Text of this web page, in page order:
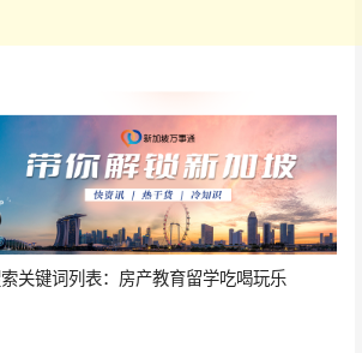
关键词列表：房产教育留学吃喝玩乐